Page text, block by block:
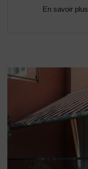
En savoir plus